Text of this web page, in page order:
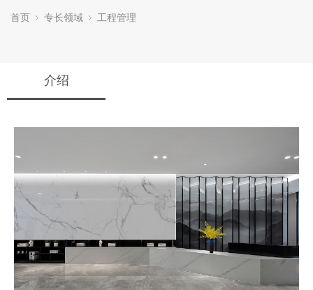
首页 专长领域 工程管理
介绍